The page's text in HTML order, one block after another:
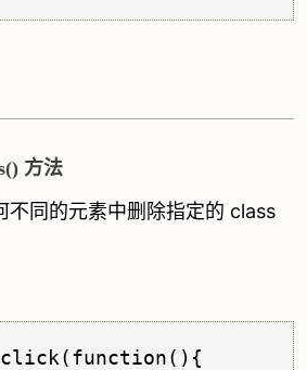
方法
不同的元素中删除指定的 class